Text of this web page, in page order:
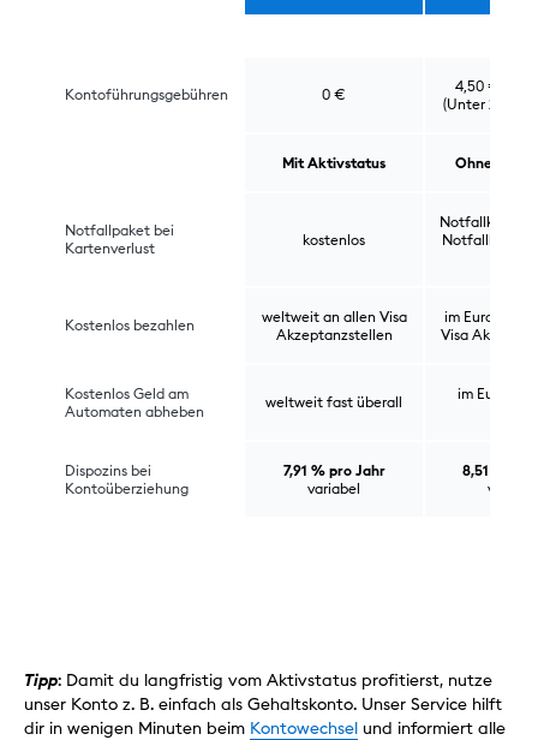
Kontoführungsgebühren 0 €
4,50 € pro
(Unter 28
Mit Aktivstatus Ohne
Notfallpaket bei
Kartenverlust
kostenlos
Notfallkarte
Kostenlos bezahlen
weltweit an allen Visa
Akzeptanzstellen
im Euroraum
Visa
Kostenlos Geld am
Automaten abheben
weltweit fast überall
im
Dispozins bei
Kontoüberziehung
7,91 % pro Jahr
variabel
8,51 % pro
Tipp: Damit du langfristig vom Aktivstatus profitierst, nutze
unser Konto z. B. einfach als Gehaltskonto. Unser Service hilft
dir in wenigen Minuten beim Kontowechsel und informiert alle